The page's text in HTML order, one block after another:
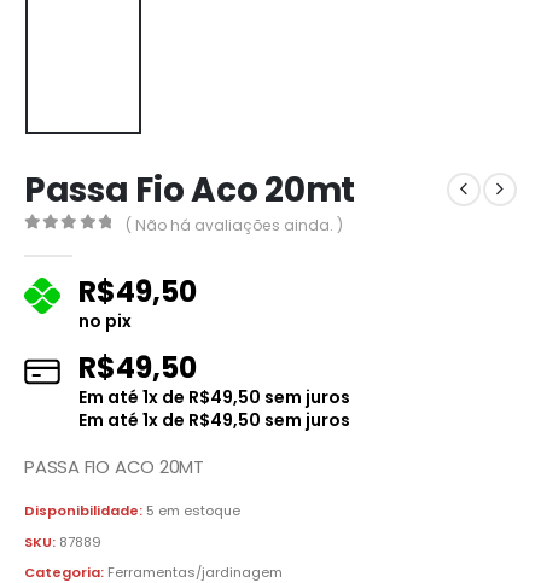
Passa Fio Aco 20mt
( Não há avaliações ainda. )
R$49,50
no pix
R$49,50
Em até 1x de R$49,50 sem juros
Em até 1x de R$49,50 sem juros
PASSA FIO ACO 20MT
Disponibilidade: 5 em estoque
SKU: 87889
Categoria: Ferramentas/jardinagem